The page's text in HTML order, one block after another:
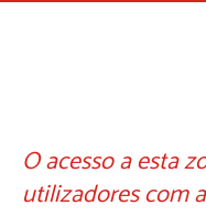
O acesso a esta
utilizadores com